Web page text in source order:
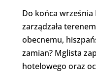
Do końca
zarządzała
obecnemu,
zamian? Mglista
hotelowego oraz